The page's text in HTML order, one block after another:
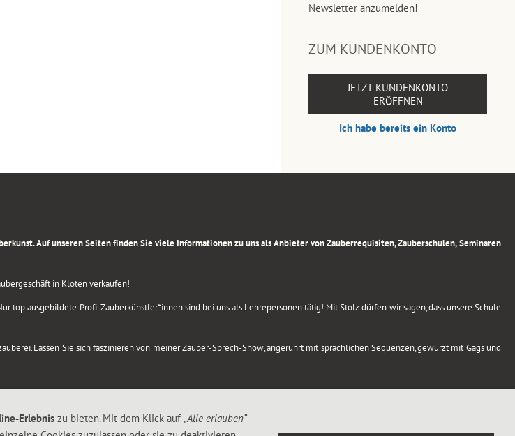
Newsletter anzumelden!
ZUM KUNDENKONTO
JETZT KUNDENKONTO
ERÖFFNEN
Ich habe bereits ein Konto
Auf unseren Seiten finden Sie viele Informationen zu uns als Anbieter von Zauberrequisiten, Zauberschulen, Seminaren
in Kloten verkaufen!
top ausgebildete Profi-Zauberkünstler*innen sind bei uns als Lehrepersonen tätig! Mit Stolz dürfen wir sagen, dass unsere Schule
Lassen Sie sich faszinieren von meiner Zauber-Sprech-Show, angerührt mit sprachlichen Sequenzen, gewürzt mit Gags und
Erlebnis zu bieten. Mit dem Klick auf „Alle erlauben“